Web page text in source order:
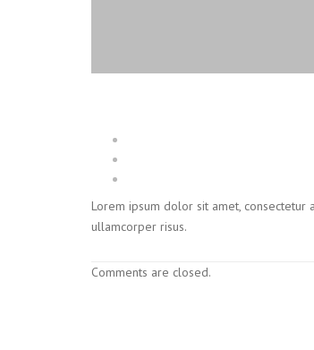
Lorem ipsum dolor sit amet, consectetur
ullamcorper risus.
Comments are closed.